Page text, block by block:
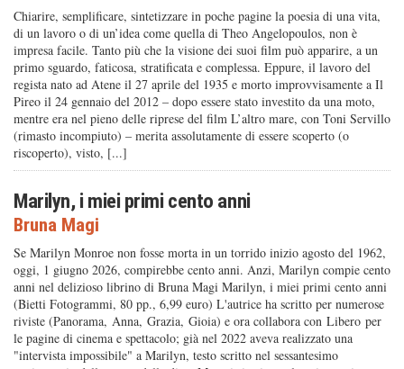
Chiarire, semplificare, sintetizzare in poche pagine la poesia di una vita,
di un lavoro o di un’idea come quella di Theo Angelopoulos, non è
impresa facile. Tanto più che la visione dei suoi film può apparire, a un
primo sguardo, faticosa, stratificata e complessa. Eppure, il lavoro del
regista nato ad Atene il 27 aprile del 1935 e morto improvvisamente a Il
Pireo il 24 gennaio del 2012 – dopo essere stato investito da una moto,
mentre era nel pieno delle riprese del film L’altro mare, con Toni Servillo
(rimasto incompiuto) – merita assolutamente di essere scoperto (o
riscoperto), visto, [...]
Marilyn, i miei primi cento anni
Bruna Magi
Se Marilyn Monroe non fosse morta in un torrido inizio agosto del 1962,
oggi, 1 giugno 2026, compirebbe cento anni. Anzi, Marilyn compie cento
anni nel delizioso librino di Bruna Magi Marilyn, i miei primi cento anni
(Bietti Fotogrammi, 80 pp., 6,99 euro) L'autrice ha scritto per numerose
riviste (Panorama, Anna, Grazia, Gioia) e ora collabora con Libero per
le pagine di cinema e spettacolo; già nel 2022 aveva realizzato una
"intervista impossibile" a Marilyn, testo scritto nel sessantesimo